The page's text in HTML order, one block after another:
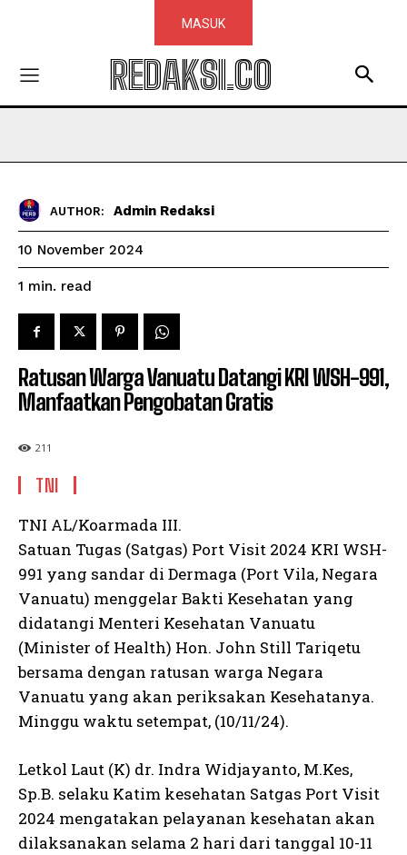
MASUK
REDAKSI.CO
AUTHOR: Admin Redaksi
10 November 2024
1 min. read
Ratusan Warga Vanuatu Datangi KRI WSH-991,
Manfaatkan Pengobatan Gratis
211
TNI
TNI AL/Koarmada III.
Satuan Tugas (Satgas) Port Visit 2024 KRI WSH-
991 yang sandar di Dermaga (Port Vila, Negara
Vanuatu) menggelar Bakti Kesehatan yang
didatangi Menteri Kesehatan Vanuatu
(Minister of Health) Hon. John Still Tariqetu
bersama dengan ratusan warga Negara
Vanuatu yang akan periksakan Kesehatanya.
Minggu waktu setempat, (10/11/24).
Letkol Laut (K) dr. Indra Widjayanto, M.Kes,
Sp.B. selaku Katim kesehatan Satgas Port Visit
2024 mengatakan pelayanan kesehatan akan
dilaksanakan selama 2 hari dari tanggal 10-11